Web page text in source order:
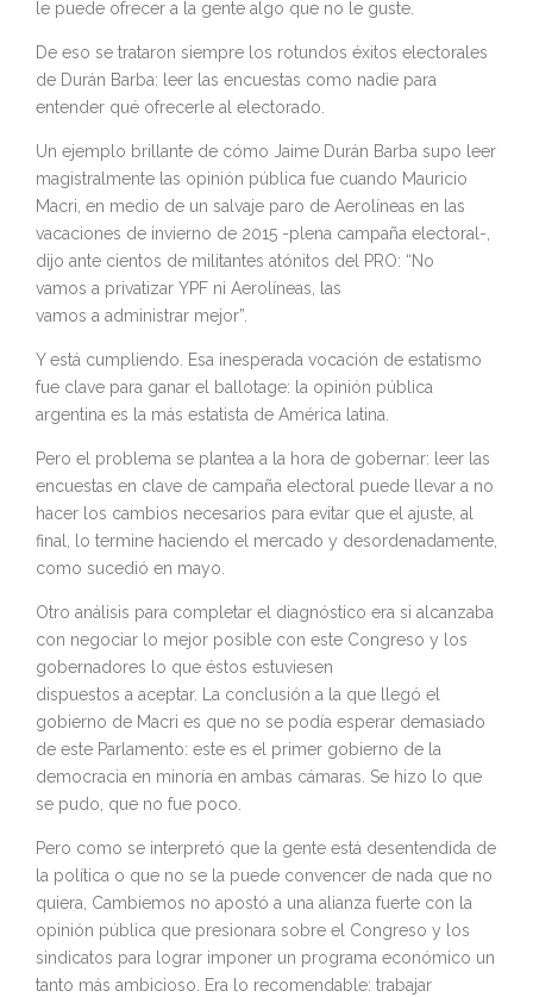
le puede ofrecer a la gente algo que no le guste.
De eso se trataron siempre los rotundos éxitos electorales
de Durán Barba: leer las encuestas como nadie para
entender qué ofrecerle al electorado.
Un ejemplo brillante de cómo Jaime Durán Barba supo leer
magistralmente las opinión pública fue cuando Mauricio
Macri, en medio de un salvaje paro de Aerolíneas en las
vacaciones de invierno de 2015 -plena campaña electoral-,
dijo ante cientos de militantes atónitos del PRO: “No
vamos a privatizar YPF ni Aerolíneas, las
vamos a administrar mejor”.
Y está cumpliendo. Esa inesperada vocación de estatismo
fue clave para ganar el ballotage: la opinión pública
argentina es la más estatista de América latina.
Pero el problema se plantea a la hora de gobernar: leer las
encuestas en clave de campaña electoral puede llevar a no
hacer los cambios necesarios para evitar que el ajuste, al
final, lo termine haciendo el mercado y desordenadamente,
como sucedió en mayo.
Otro análisis para completar el diagnóstico era si alcanzaba
con negociar lo mejor posible con este Congreso y los
gobernadores lo que éstos estuviesen
dispuestos a aceptar. La conclusión a la que llegó el
gobierno de Macri es que no se podía esperar demasiado
de este Parlamento: este es el primer gobierno de la
democracia en minoría en ambas cámaras. Se hizo lo que
se pudo, que no fue poco.
Pero como se interpretó que la gente está desentendida de
la política o que no se la puede convencer de nada que no
quiera, Cambiemos no apostó a una alianza fuerte con la
opinión pública que presionara sobre el Congreso y los
sindicatos para lograr imponer un programa económico un
tanto más ambicioso. Era lo recomendable: trabajar